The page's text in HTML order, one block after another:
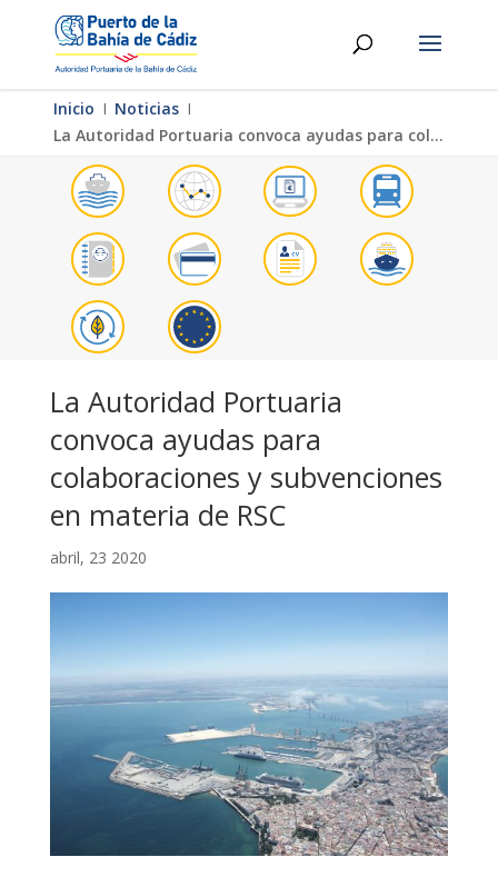
Inicio Ι Noticias Ι
La Autoridad Portuaria convoca ayudas para colaboraciones y subvenciones en materia de RSC
La Autoridad Portuaria
convoca ayudas para
colaboraciones y subvenciones
en materia de RSC
abril, 23 2020